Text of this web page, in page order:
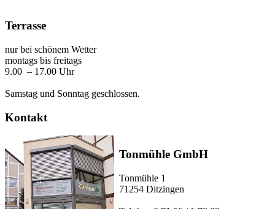
Terrasse
nur bei schönem Wetter
montags bis freitags
9.00 – 17.00 Uhr
Samstag und Sonntag geschlossen.
Kontakt
Tonmühle GmbH
Tonmühle 1
71254 Ditzingen